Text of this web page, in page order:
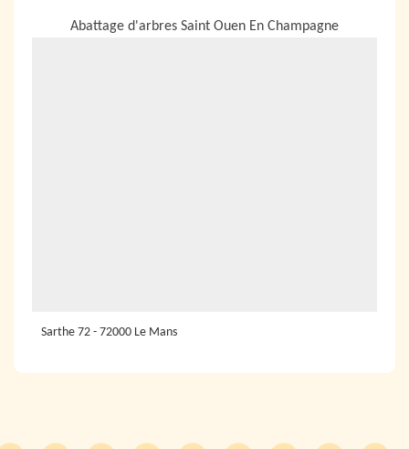
Abattage d'arbres Saint Ouen En Champagne
Sarthe 72 - 72000 Le Mans